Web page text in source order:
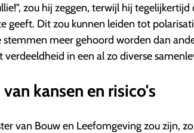
zou hij zeggen, terwijl hij
geeft. Dit zou kunnen leiden tot
meer gehoord worden dan
in een al zo diverse
kansen en risico's
van Bouw en Leefomgeving zou zijn,